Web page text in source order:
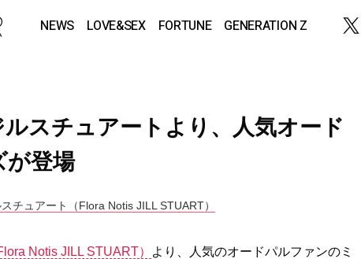
NEWS LOVE&SEX FORTUNE GENERATION Z
スチュアートより、人気オード
が登場
チュアート（Flora Notis JILL STUART）
Notis JILL STUART）
より、人気のオードパルファンのミ